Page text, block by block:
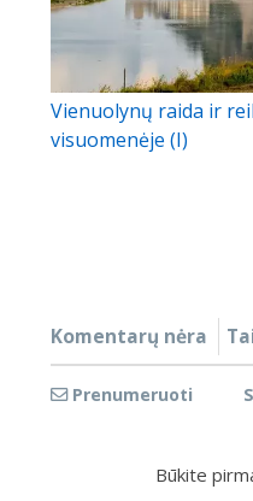
Vienuolynų raida ir
visuomenėje (I)
Komentarų nėra
Prenumeruoti
Būkite